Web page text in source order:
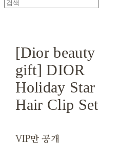
[Dior beauty
gift] DIOR
Holiday Star
Hair Clip Set
VIP만 공개